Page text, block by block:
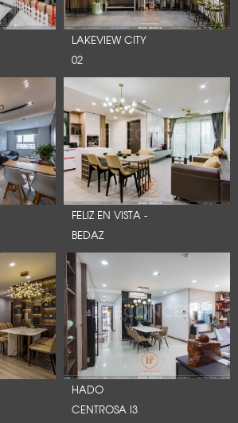
LAKEVIEW CITY
02
FELIZ EN VISTA -
BEDAZ
HADO
CENTROSA I3